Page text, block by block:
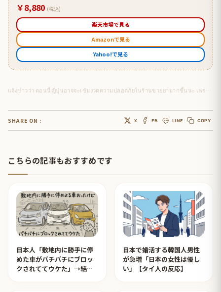
￥8,880 (税込)
楽天市場で見る
Amazonで見る
Yahoo!で見る
แจ้งข่าวว่า ตอนนี้ญี่ปุ่นอาจจะเข้มงวดความปลอดภัยในร้านขายยามากขึ้นนะ เพราะนักท่องเที่ยวต่างชาติไปขโมยของไว้หนักมาก
SHARE ON : X FB LINE COPY
こちらの記事もおすすめです
日本人「敷地内に勝手に停
めた車がバチバチにブロッ
クされててウケた」→結末
日本で婚活する韓国人男性
が急増「日本の女性は優し
い」【タイ人の反応】